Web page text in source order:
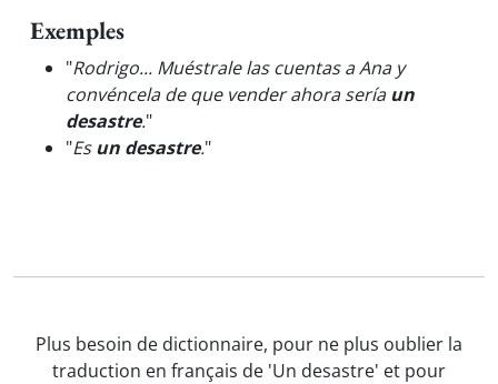
Exemples
"Rodrigo... Muéstrale las cuentas a Ana y
convéncela de que vender ahora seríaun
desastre."
"Esun desastre."
Plus besoin de dictionnaire, pour ne plus oublier la
traduction en français de 'Un desastre' et pour